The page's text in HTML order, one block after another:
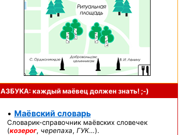
АЗБУКА: каждый маёвец должензнать! ;-)
• Маёвский словарь
Словарик-справочник маёвских словечек
(козерог, черепаха, ГУК…).